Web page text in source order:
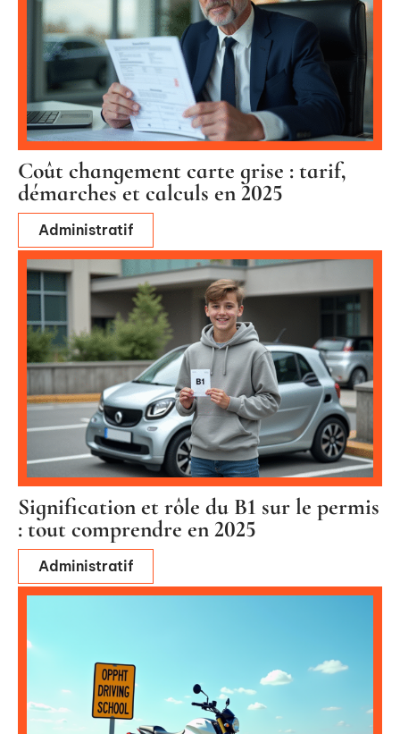
Coût changement carte grise : tarif,
démarches et calculs en 2025
Administratif
Signification et rôle du B1 sur le permis
: tout comprendre en 2025
Administratif